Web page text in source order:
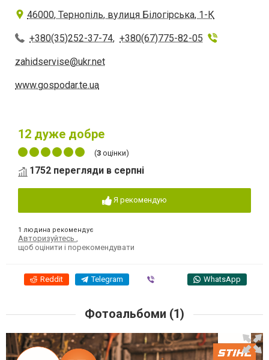
46000, Тернопіль, вулиця Білогірська, 1-К
+380(35)252-37-74, +380(67)775-82-05
zahidservise@ukr.net
www.gospodar.te.ua
12 дуже добре
(3 оцінки)
1752 перегляди в серпні
Я рекомендую
1 людина рекомендує
Авторизуйтесь
щоб оцінити і порекомендувати
Reddit Telegram WhatsApp
Фотоальбоми (1)